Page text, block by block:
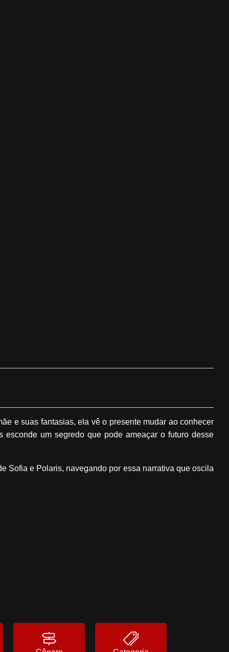
e suas fantasias, ela vê o presente mudar ao conhecer
um segredo que pode ameaçar o futuro desse
Sofia e Polaris, navegando por essa narrativa que oscila